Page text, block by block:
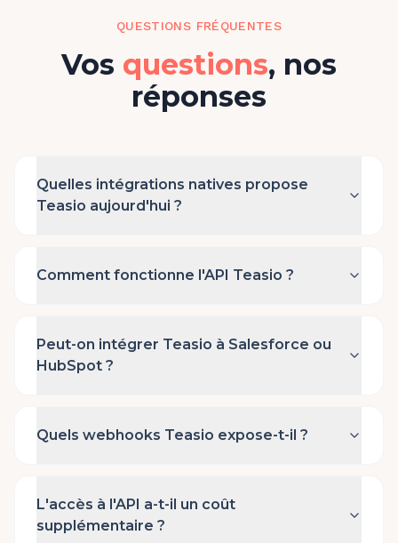
QUESTIONS FRÉQUENTES
Vos questions, nos
réponses
Quelles intégrations natives propose
Teasio aujourd'hui ?
Comment fonctionne l'API Teasio ?
Peut-on intégrer Teasio à Salesforce ou
HubSpot ?
Quels webhooks Teasio expose-t-il ?
L'accès à l'API a-t-il un coût
supplémentaire ?